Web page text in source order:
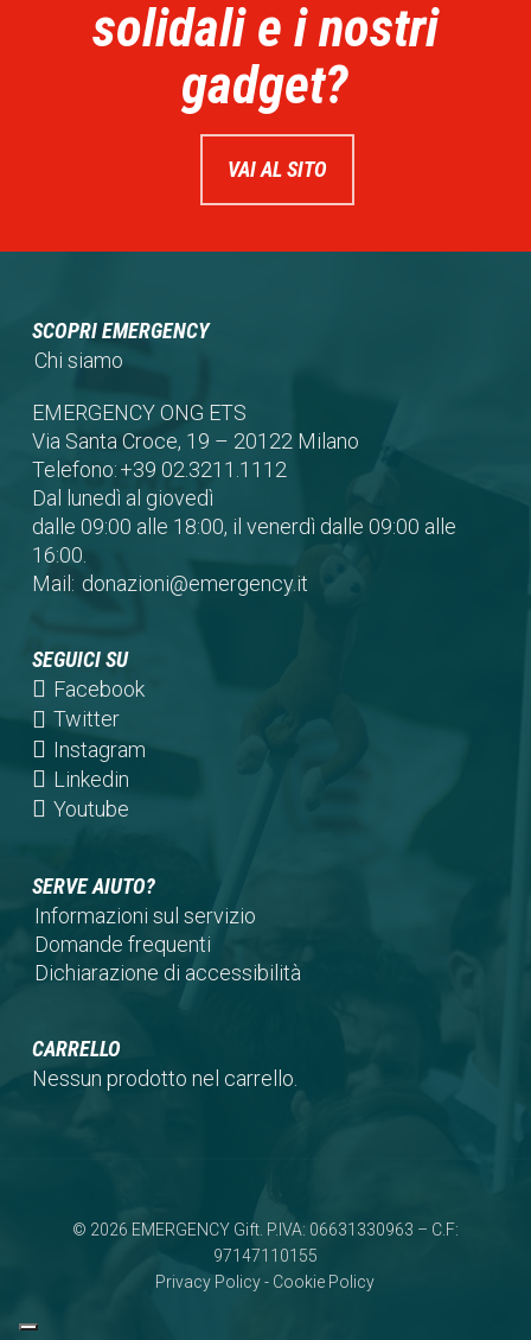
solidali e i nostri
gadget?
VAI AL SITO
SCOPRI EMERGENCY
Chi siamo
EMERGENCY ONG ETS
Via Santa Croce, 19 – 20122 Milano
Telefono:+39 02.3211.1112
Dal lunedì al giovedì
dalle 09:00 alle 18:00, il venerdì dalle 09:00 alle
16:00.
Mail: donazioni@emergency.it
SEGUICI SU
Facebook(opens
a
Twitter(opens
in
a
new
Instagram(opens
Linkedin(opens
in
tab)
Youtube(opens
new
tab)
SERVE AIUTO?
Informazioni sul servizio
Domande frequenti
Dichiarazione di accessibilità
CARRELLO
Nessun prodotto nel carrello.
© 2026 EMERGENCY Gift. P.IVA: 06631330963 – C.F:
97147110155
Privacy Policy- Cookie Policy